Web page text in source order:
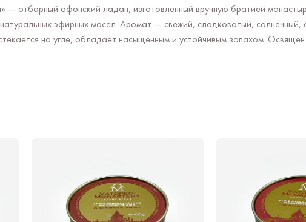
— отборный афонский ладан, изготовленный вручную братией
эфирных масел. Аромат — свежий, сладковатый,
на угле, обладает насыщенным и устойчивым запахом. Освящен.